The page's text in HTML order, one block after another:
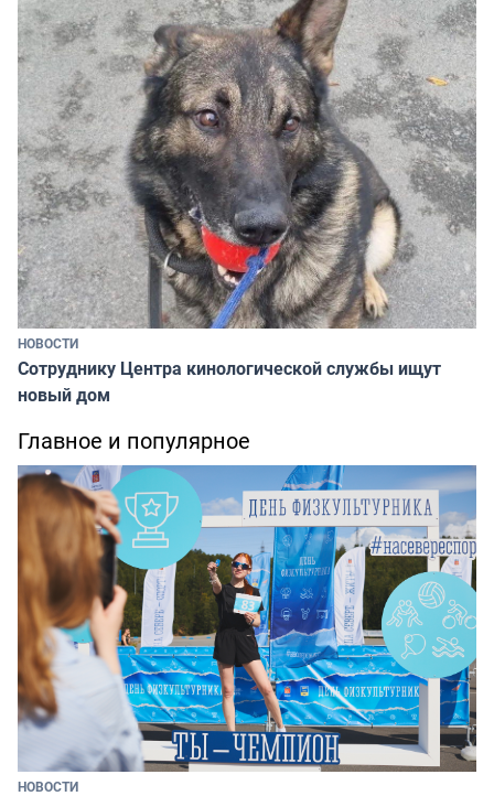
НОВОСТИ
Сотруднику Центра кинологической службы ищут
новый дом
Главное и популярное
НОВОСТИ